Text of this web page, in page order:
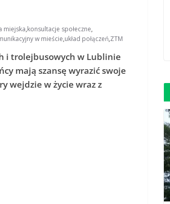
miejska,konsultacje społeczne,
w mieście,układ połączeń,ZTM
i trolejbusowych w Lublinie
mają szansę wyrazić swoje
wejdzie w życie wraz z